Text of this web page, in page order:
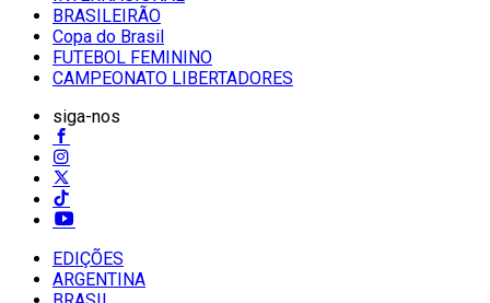
BRASILEIRÃO
Copa do Brasil
FUTEBOL FEMININO
CAMPEONATO LIBERTADORES
siga-nos
EDIÇÕES
ARGENTINA